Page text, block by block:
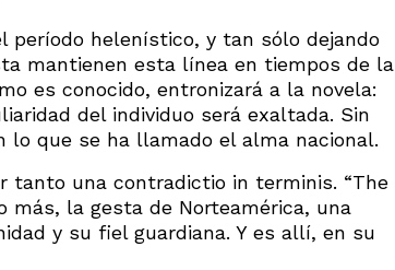
período helenístico, y tan sólo dejando
mantienen esta línea en tiempos de la
es conocido, entronizará a la novela:
del individuo será exaltada. Sin
lo que se ha llamado el alma nacional.
tanto una contradictio in terminis. “The
más, la gesta de Norteamérica, una
y su fiel guardiana. Y es allí, en su